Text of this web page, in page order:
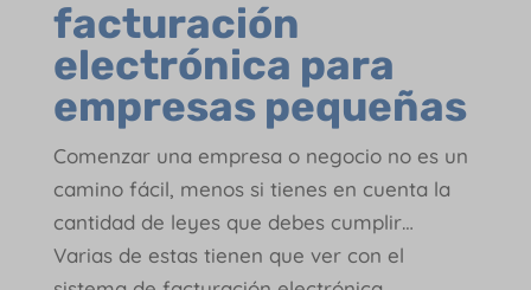
facturación
electrónica para
empresas pequeñas
Comenzar una empresa o negocio no es un
camino fácil, menos si tienes en cuenta la
cantidad de leyes que debes cumplir…
Varias de estas tienen que ver con el